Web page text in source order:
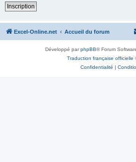
Inscription
Excel-Online.net Accueil du forum
Développé parphpBB® Forum
Traduction française officielle
Confidentialité |